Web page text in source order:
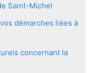
Saint-Michel
démarches liées à
concernant la